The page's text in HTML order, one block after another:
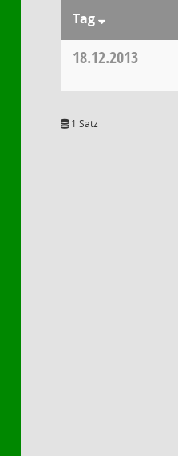
Tag
18.12.2013
1 Satz